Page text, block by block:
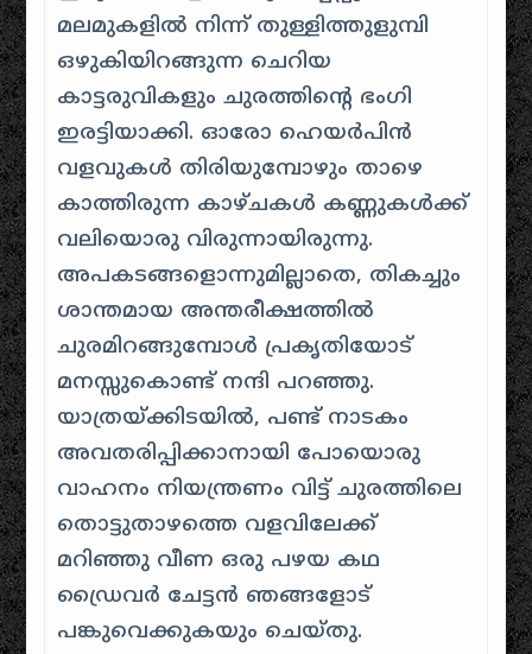
മലമുകളിൽ നിന്ന് തുള്ളിത്തുളുമ്പി
ഒഴുകിയിറങ്ങുന്ന ചെറിയ
കാട്ടരുവികളും ചുരത്തിന്റെ ഭംഗി
ഇരട്ടിയാക്കി. ഓരോ ഹെയർപിൻ
വളവുകൾ തിരിയുമ്പോഴും താഴെ
കാത്തിരുന്ന കാഴ്ചകൾ കണ്ണുകൾക്ക്
വലിയൊരു വിരുന്നായിരുന്നു.
അപകടങ്ങളൊന്നുമില്ലാതെ, തികച്ചും
ശാന്തമായ അന്തരീക്ഷത്തിൽ
ചുരമിറങ്ങുമ്പോൾ പ്രകൃതിയോട്
മനസ്സുകൊണ്ട് നന്ദി പറഞ്ഞു.
യാത്രയ്ക്കിടയിൽ, പണ്ട് നാടകം
അവതരിപ്പിക്കാനായി പോയൊരു
വാഹനം നിയന്ത്രണം വിട്ട് ചുരത്തിലെ
തൊട്ടുതാഴത്തെ വളവിലേക്ക്
മറിഞ്ഞു വീണ ഒരു പഴയ കഥ
ഡ്രൈവർ ചേട്ടൻ ഞങ്ങളോട്
പങ്കുവെക്കുകയും ചെയ്തു.